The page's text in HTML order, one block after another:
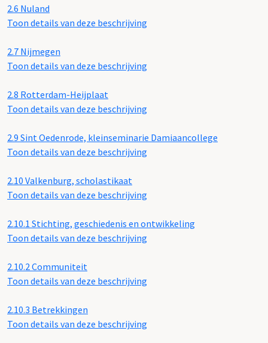
2.6 Nuland
Toon details van deze beschrijving
2.7 Nijmegen
Toon details van deze beschrijving
2.8 Rotterdam-Heijplaat
Toon details van deze beschrijving
2.9 Sint Oedenrode, kleinseminarie Damiaancollege
Toon details van deze beschrijving
2.10 Valkenburg, scholastikaat
Toon details van deze beschrijving
2.10.1 Stichting, geschiedenis en ontwikkeling
Toon details van deze beschrijving
2.10.2Communiteit
Toon details van deze beschrijving
2.10.3 Betrekkingen
Toon details van deze beschrijving